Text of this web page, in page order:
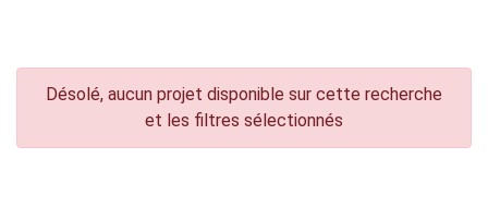
Désolé, aucun projet disponible sur cette recherche
et les filtres sélectionnés